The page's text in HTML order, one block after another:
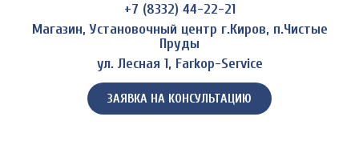
+7 (8332) 44-22-21
Магазин, Установочный центр г.Киров, п.Чистые
Пруды
ул. Лесная 1, Farkop-Service
ЗАЯВКА НА КОНСУЛЬТАЦИЮ